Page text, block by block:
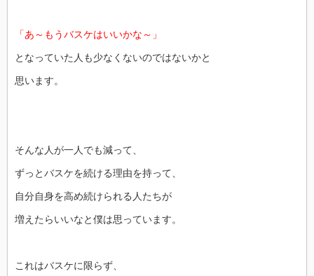
「あ～もうバスケはいいかな～」
となっていた人も少なくないのではないかと
思います。
そんな人が一人でも減って、
ずっとバスケを続ける理由を持って、
自分自身を高め続けられる人たちが
増えたらいいなと僕は思っています。
これはバスケに限らず、